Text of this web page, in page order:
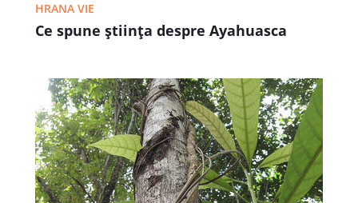
HRANA VIE
Ce spune știința despre Ayahuasca